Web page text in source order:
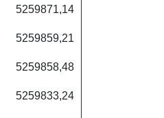
5259871,14
5259859,21
5259858,48
5259833,24